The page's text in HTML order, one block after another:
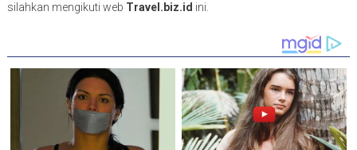
silahkan mengikuti web Travel.biz.id ini.